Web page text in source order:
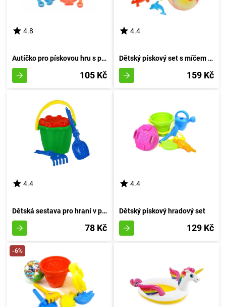
4.8
Autíčko pro pískovou hru s příslušenstvím 16 cm
105 Kč
4.4
Dětský pískový set s míčem - rudý odstín
159 Kč
4.4
Dětská sestava pro hraní v písku N04 - rudá
78 Kč
4.4
Dětský pískový hradový set
129 Kč
-6%